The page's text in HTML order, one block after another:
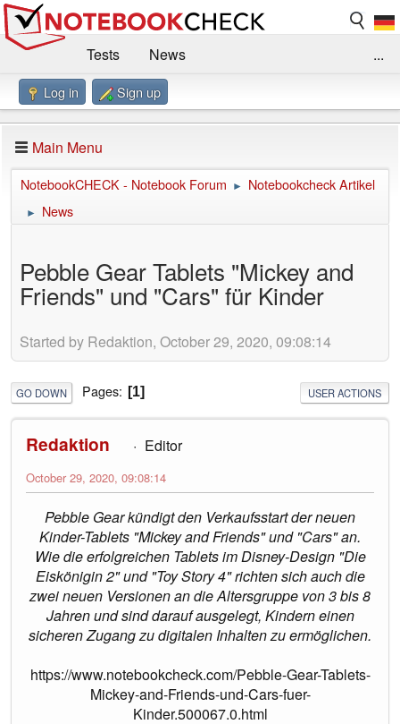
Tests
News
Benchmarks / Technik
Forum
Impressum
...
Log in Sign up
Main Menu
NotebookCHECK - Notebook Forum ► Notebookcheck Artikel
► News
Pebble Gear Tablets "Mickey and
Friends" und "Cars" für Kinder
Started by Redaktion, October 29, 2020, 09:08:14
GO DOWN Pages 1 USER ACTIONS
Redaktion Editor
October 29, 2020, 09:08:14
Pebble Gear kündigt den Verkaufsstart der neuen
Kinder-Tablets "Mickey and Friends" und "Cars" an.
Wie die erfolgreichen Tablets im Disney-Design "Die
Eiskönigin 2" und "Toy Story 4" richten sich auch die
zwei neuen Versionen an die Altersgruppe von 3 bis 8
Jahren und sind darauf ausgelegt, Kindern einen
sicheren Zugang zu digitalen Inhalten zu ermöglichen.
https://www.notebookcheck.com/Pebble-Gear-Tablets-
Mickey-and-Friends-und-Cars-fuer-
Kinder.500067.0.html